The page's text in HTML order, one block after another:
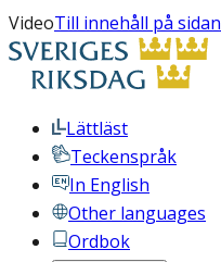
VideoTill innehåll på sidan
Lättläst
Teckenspråk
In English
Other languages
Ordbok